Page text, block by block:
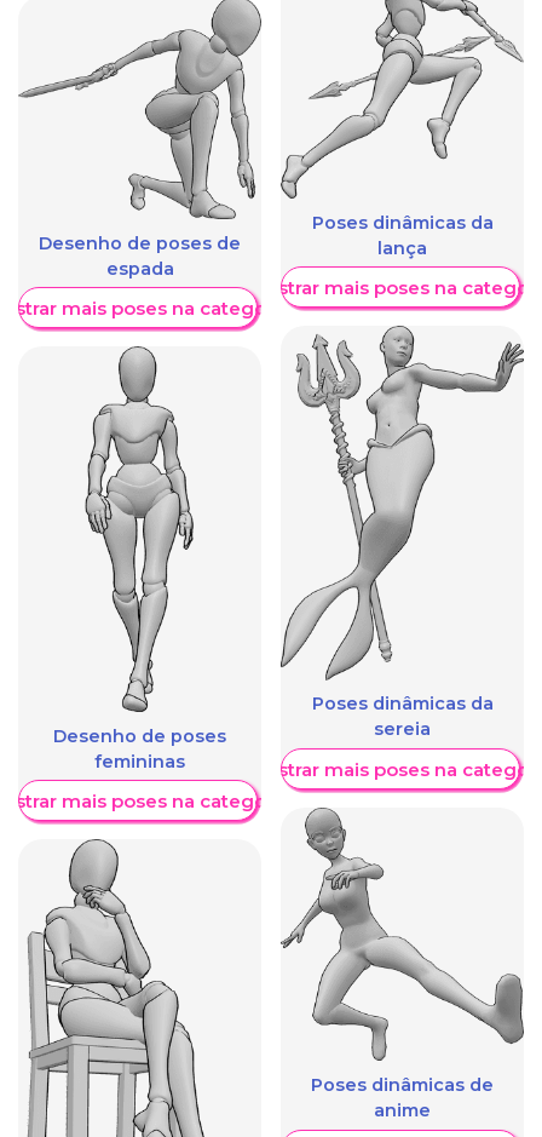
Desenho de poses de
espada
mais poses na categoria
Desenho de poses
femininas
mais poses na categoria
Poses dinâmicas da
lança
Mostrar mais poses na
Poses dinâmicas da
sereia
Mostrar mais poses na
Poses dinâmicas de
anime